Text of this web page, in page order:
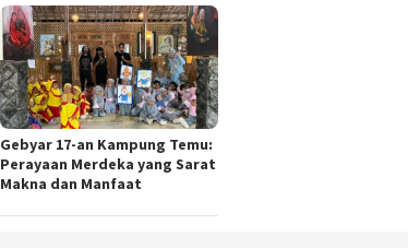
Gebyar 17-an Kampung Temu:
Perayaan Merdeka yang Sarat
Makna dan Manfaat